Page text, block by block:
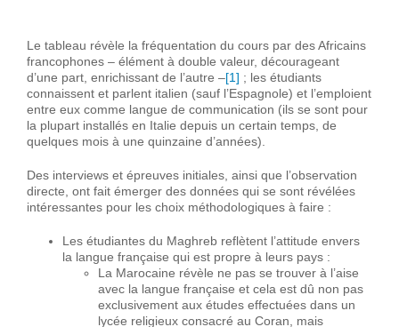
Le tableau révèle la fréquentation du cours par des Africains
francophones – élément à double valeur, décourageant
d’une part, enrichissant de l’autre –[1] ; les étudiants
connaissent et parlent italien (sauf l’Espagnole) et l’emploient
entre eux comme langue de communication (ils se sont pour
la plupart installés en Italie depuis un certain temps, de
quelques mois à une quinzaine d’années).
Des interviews et épreuves initiales, ainsi que l’observation
directe, ont fait émerger des données qui se sont révélées
intéressantes pour les choix méthodologiques à faire :
Les étudiantes du Maghreb reflètent l’attitude envers
la langue française qui est propre à leurs pays :
La Marocaine révèle ne pas se trouver à l’aise
avec la langue française et cela est dû non pas
exclusivement aux études effectuées dans un
lycée religieux consacré au Coran, mais